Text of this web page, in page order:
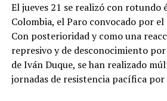
El jueves 21 se realizó con rotundo
Colombia, el Paro convocado por
Con posterioridad y como una
represivo y de desconocimiento
de Iván Duque, se han realizado
jornadas de resistencia pacífica